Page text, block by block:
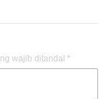
wajib ditandai *